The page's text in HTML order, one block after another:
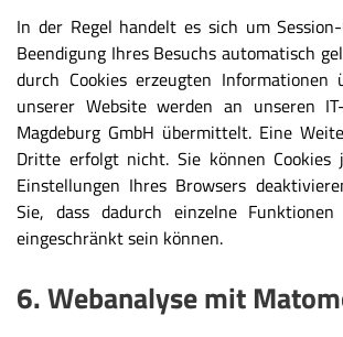
In der Regel handelt es sich um
Beendigung Ihres Besuchs automatisch
durch Cookies erzeugten Informationen
unserer Website werden an unseren
Magdeburg GmbH übermittelt. Eine
Dritte erfolgt nicht. Sie können Cookies
Einstellungen Ihres Browsers
Sie, dass dadurch einzelne
eingeschränkt sein können.
6. Webanalyse mit